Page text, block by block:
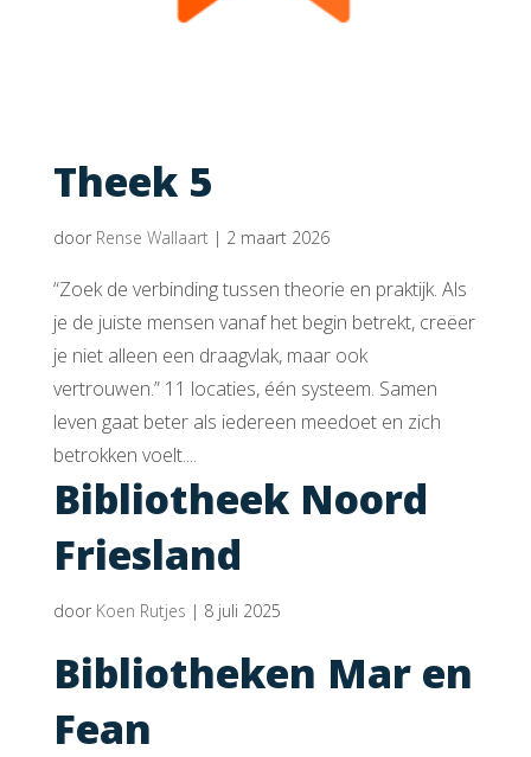
Theek 5
door Rense Wallaart| 2 maart 2026
“Zoek de verbinding tussen theorie en praktijk. Als
je de juiste mensen vanaf het begin betrekt, creëer
je niet alleen een draagvlak, maar ook
vertrouwen.” 11 locaties, één systeem. Samen
leven gaat beter als iedereen meedoet en zich
betrokken voelt....
Bibliotheek Noord
Friesland
door Koen Rutjes | 8 juli 2025
Bibliotheken Mar en
Fean